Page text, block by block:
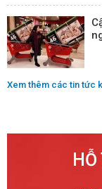
Xem thêm các tin tức